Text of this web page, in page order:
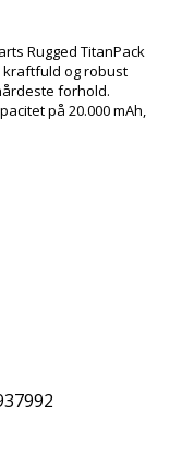
Rugged TitanPack
kraftfuld og robust
forhold.
på 20.000 mAh,